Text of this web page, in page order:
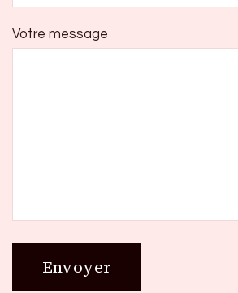
Votre message